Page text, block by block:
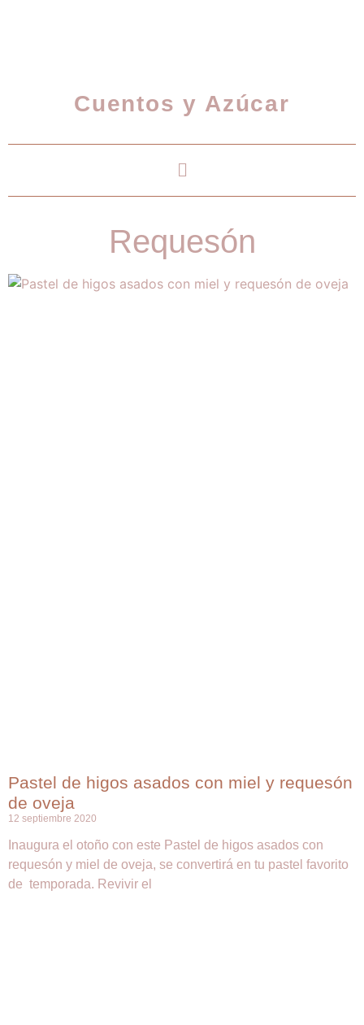
Cuentos y Azúcar
Requesón
Pastel de higos asados con miel y requesón
de oveja
12 septiembre 2020
Inaugura el otoño con este Pastel de higos asados con
requesón y miel de oveja, se convertirá en tu pastel favorito
de temporada. Revivir el